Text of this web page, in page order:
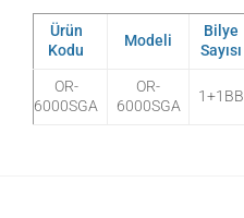
Ürün
Kodu
Modeli
Bilye
Sayısı
OR-
6000SGA
OR-
6000SGA
1+1BB